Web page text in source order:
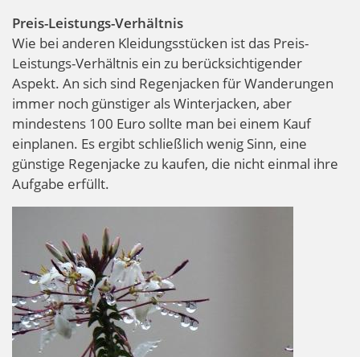
Preis-Leistungs-Verhältnis
Wie bei anderen Kleidungsstücken ist das Preis-
Leistungs-Verhältnis ein zu berücksichtigender
Aspekt. An sich sind Regenjacken für Wanderungen
immer noch günstiger als Winterjacken, aber
mindestens 100 Euro sollte man bei einem Kauf
einplanen. Es ergibt schließlich wenig Sinn, eine
günstige Regenjacke zu kaufen, die nicht einmal ihre
Aufgabe erfüllt.